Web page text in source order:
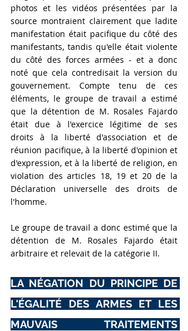
photos et les vidéos présentées par la
source montraient clairement que ladite
manifestation était pacifique du côté des
manifestants, tandis qu'elle était violente
du côté des forces armées - et a donc
noté que cela contredisait la version du
gouvernement. Compte tenu de ces
éléments, le groupe de travail a estimé
que la détention de M. Rosales Fajardo
était due à l'exercice légitime de ses
droits à la liberté d'association et de
réunion pacifique, à la liberté d'opinion et
d'expression, et à la liberté de religion, en
violation des articles 18, 19 et 20 de la
Déclaration universelle des droits de
l'homme.
Le groupe de travail a donc estimé que la
détention de M. Rosales Fajardo était
arbitraire et relevait de la catégorie II.
LA NÉGATION DU PRINCIPE DE
L'ÉGALITÉ DES ARMES ET LES
MAUVAIS TRAITEMENTS